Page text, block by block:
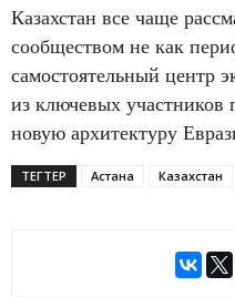
Казахстан все чаще
сообществом не как
самостоятельный центр
из ключевых
новую архитектуру
ТЕГТЕР Астана Казахстан